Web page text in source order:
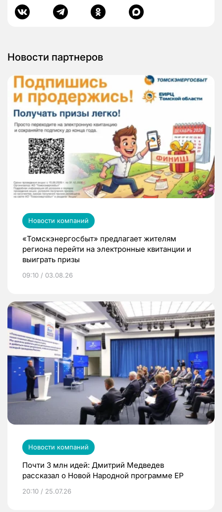
Новости партнеров
Новости компаний
«Томскэнергосбыт» предлагает жителям
региона перейти на электронные квитанции и
выиграть призы
09:10 / 03.08.26
Новости компаний
Почти 3 млн идей: Дмитрий Медведев
рассказал о Новой Народной программе ЕР
20:10 / 25.07.26